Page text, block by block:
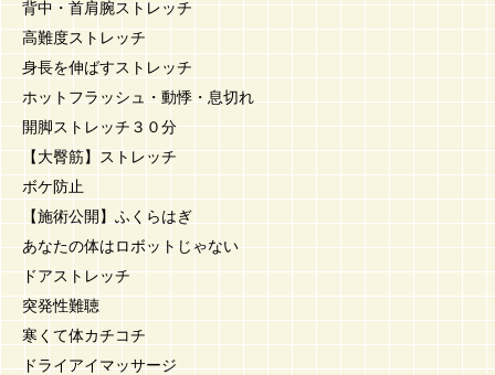
背中・首肩腕ストレッチ
高難度ストレッチ
身長を伸ばすストレッチ
ホットフラッシュ・動悸・息切れ
開脚ストレッチ３０分
【大臀筋】ストレッチ
ボケ防止
【施術公開】ふくらはぎ
あなたの体はロボットじゃない
ドアストレッチ
突発性難聴
寒くて体カチコチ
ドライアイマッサージ